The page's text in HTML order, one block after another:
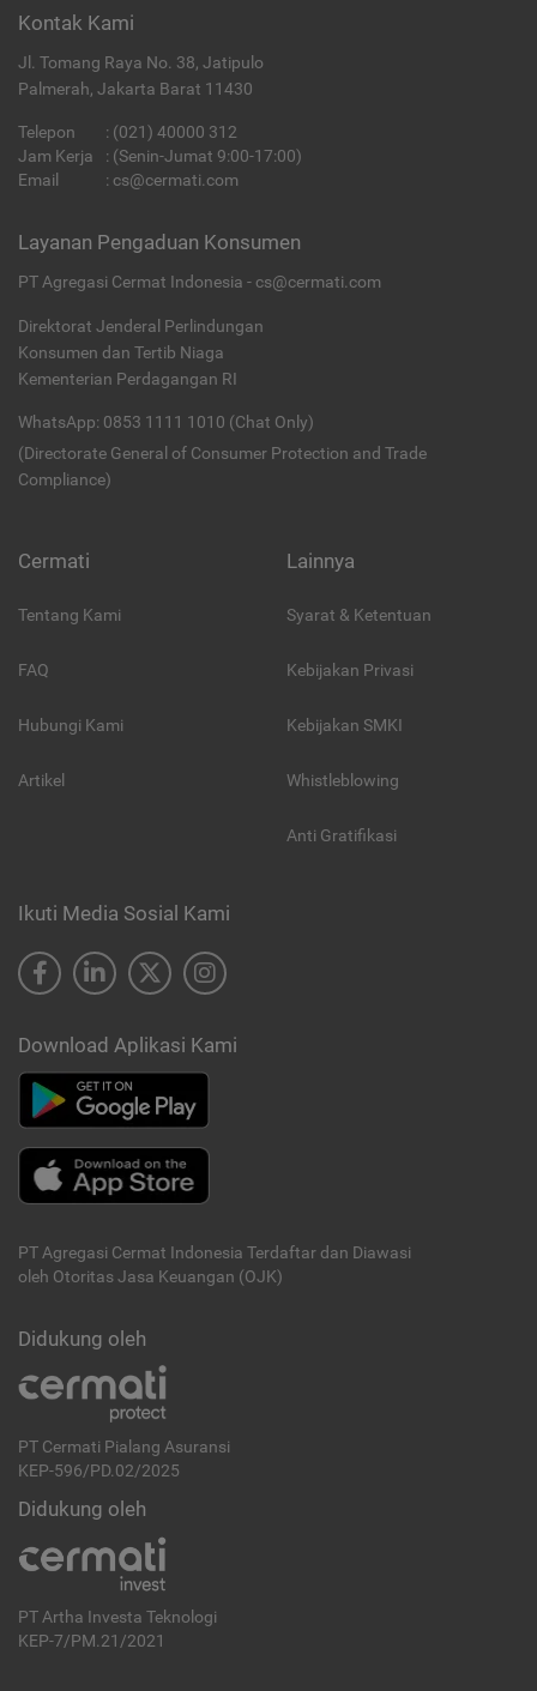
Kontak Kami
Jl. Tomang Raya No. 38, Jatipulo
Palmerah, Jakarta Barat 11430
Telepon : (021) 40000 312
Jam Kerja
: (Senin-Jumat 9:00-17:00)
Email
: cs@cermati.com
Layanan Pengaduan Konsumen
PT Agregasi Cermat Indonesia - cs@cermati.com
Direktorat Jenderal Perlindungan
Konsumen dan Tertib Niaga
Kementerian Perdagangan RI
WhatsApp: 0853 1111 1010 (Chat Only)
(Directorate General of Consumer Protection and Trade
Compliance)
Cermati
Tentang Kami
FAQ
Hubungi Kami
Artikel
Lainnya
Syarat & Ketentuan
Kebijakan Privasi
Kebijakan SMKI
Whistleblowing
Anti Gratifikasi
Ikuti Media Sosial Kami
Download Aplikasi Kami
PT Agregasi Cermat Indonesia Terdaftar dan Diawasi
oleh Otoritas Jasa Keuangan (OJK)
Didukung oleh
PT Cermati Pialang Asuransi
KEP-596/PD.02/2025
Didukung oleh
PT Artha Investa Teknologi
KEP-7/PM.21/2021